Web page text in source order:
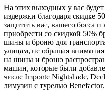
На этих выходных у вас
издержки благодаря скидке
защитить вас, вашего босса
приобрести со скидкой 50%
шины и броню для
улицам, не обращая
на шины и броню
машин, которые были
числе Imponte Nightshade,
лимузин с турелью Benefactor.